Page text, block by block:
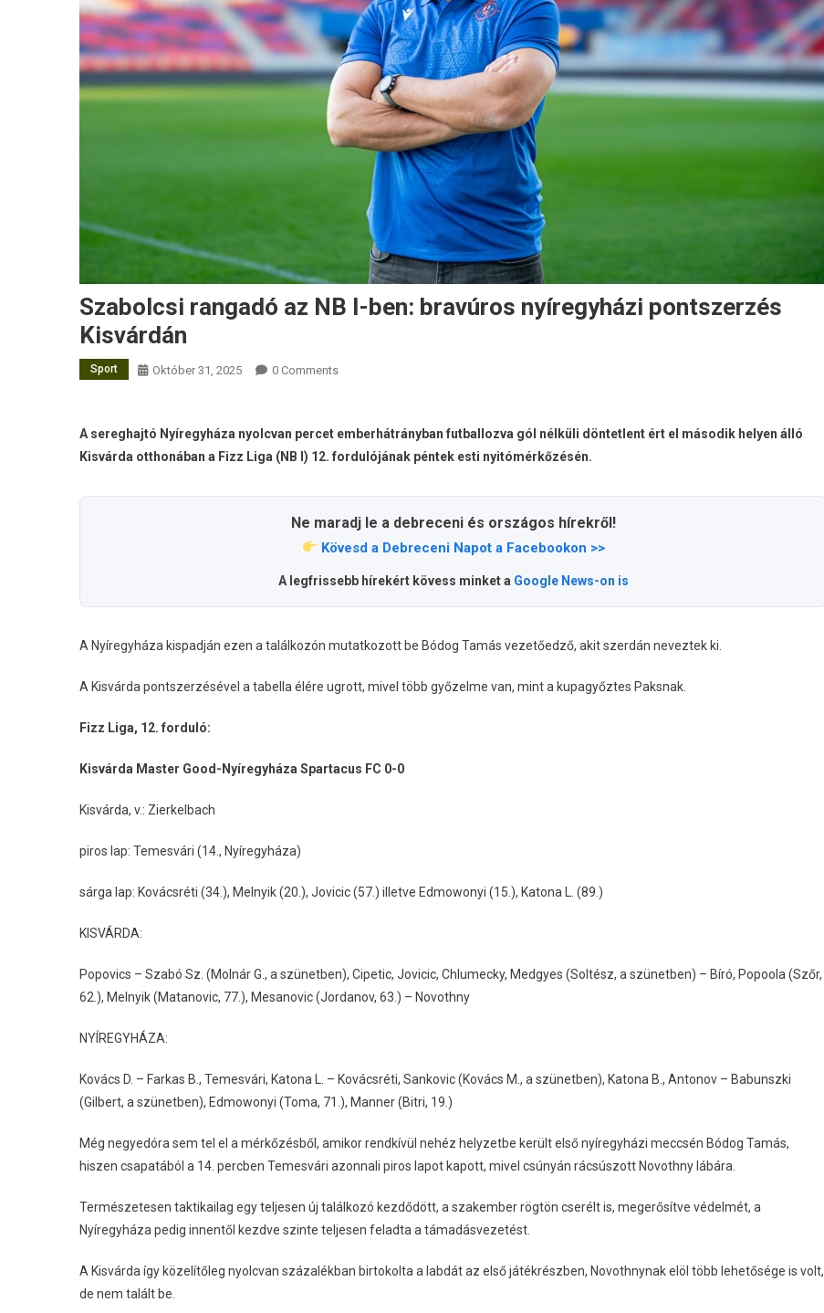
Szabolcsi rangadó az NB I-ben: bravúros nyíregyházi pontszerzés
Kisvárdán
Sport Október 31, 2025 0 Comments
A sereghajtó Nyíregyháza nyolcvan percet emberhátrányban futballozva gól nélküli döntetlent ért el második helyen álló
Kisvárda otthonában a Fizz Liga (NB I) 12. fordulójának péntek esti nyitómérkőzésén.
Ne maradj le a debreceni és országos hírekről!
Kövesd a Debreceni Napot a Facebookon >>
A legfrissebb hírekért kövess minket a Google News-on is
A Nyíregyháza kispadján ezen a találkozón mutatkozott be Bódog Tamás vezetőedző, akit szerdán neveztek ki.
A Kisvárda pontszerzésével a tabella élére ugrott, mivel több győzelme van, mint a kupagyőztes Paksnak.
Fizz Liga, 12. forduló:
Kisvárda Master Good-Nyíregyháza Spartacus FC 0-0
Kisvárda, v.: Zierkelbach
piros lap: Temesvári (14., Nyíregyháza)
sárga lap: Kovácsréti (34.), Melnyik (20.), Jovicic (57.) illetve Edmowonyi (15.), Katona L. (89.)
KISVÁRDA:
Popovics – Szabó Sz. (Molnár G., a szünetben), Cipetic, Jovicic, Chlumecky, Medgyes (Soltész, a szünetben) – Bíró, Popoola (Szőr,
62.), Melnyik (Matanovic, 77.), Mesanovic (Jordanov, 63.) – Novothny
NYÍREGYHÁZA:
Kovács D. – Farkas B., Temesvári, Katona L. – Kovácsréti, Sankovic (Kovács M., a szünetben), Katona B., Antonov – Babunszki
(Gilbert, a szünetben), Edmowonyi (Toma, 71.), Manner (Bitri, 19.)
Még negyedóra sem tel el a mérkőzésből, amikor rendkívül nehéz helyzetbe került első nyíregyházi meccsén Bódog Tamás,
hiszen csapatából a 14. percben Temesvári azonnali piros lapot kapott, mivel csúnyán rácsúszott Novothny lábára.
Természetesen taktikailag egy teljesen új találkozó kezdődött, a szakember rögtön cserélt is, megerősítve védelmét, a
Nyíregyháza pedig innentől kezdve szinte teljesen feladta a támadásvezetést.
A Kisvárda így közelítőleg nyolcvan százalékban birtokolta a labdát az első játékrészben, Novothnynak elöl több lehetősége is volt,
de nem talált be.